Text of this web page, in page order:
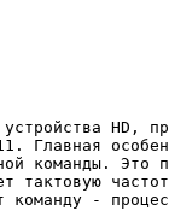
HD,
Главная
команды. Это
тактовую
команду -